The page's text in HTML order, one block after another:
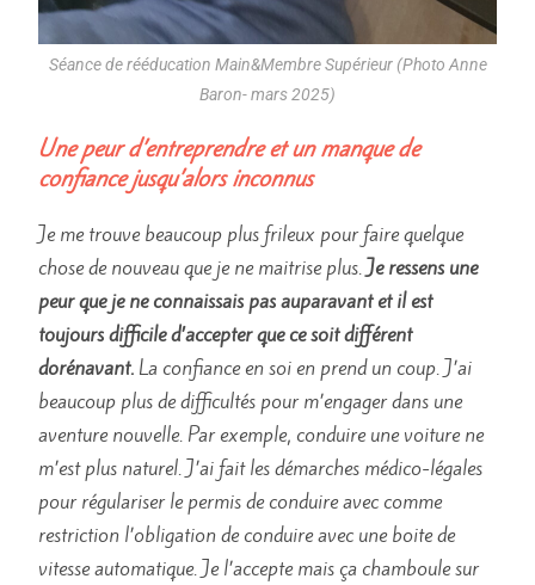
Séance de rééducation Main&Membre Supérieur (Photo Anne
Baron- mars 2025)
Une peur d’entreprendre et un manque de
confiance jusqu’alors inconnus
Je me trouve beaucoup plus frileux pour faire quelque
chose de nouveau que je ne maitrise plus.Je ressens une
peur que je ne connaissais pas auparavant et il est
toujours difficile d’accepter que ce soit différent
dorénavant. La confiance en soi en prend un coup. J’ai
beaucoup plus de difficultés pour m’engager dans une
aventure nouvelle. Par exemple, conduire une voiture ne
m’est plus naturel. J’ai fait les démarches médico-légales
pour régulariser le permis de conduire avec comme
restriction l’obligation de conduire avec une boite de
vitesse automatique. Je l’accepte mais ça chamboule sur